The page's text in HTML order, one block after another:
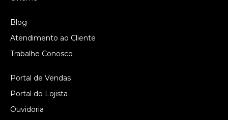
Blog
Atendimento ao Cliente
Trabalhe Conosco
Portal de Vendas
Portal do Lojista
Ouvidoria